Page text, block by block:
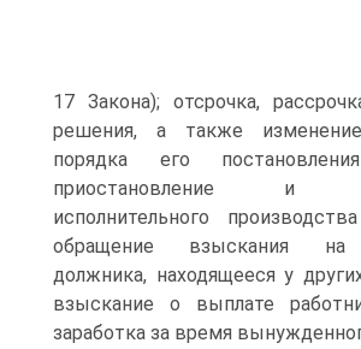
17 Закона); отсрочка,
решения, а также
порядка его
приостановление и
исполнительного
обращение взыскания на
должника, находящееся у
взыскание о выплате
заработка за время